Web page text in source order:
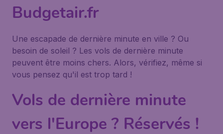
Budgetair.fr
Une escapade de dernière minute en ville ? Ou
besoin de soleil ? Les vols de dernière minute
peuvent être moins chers. Alors, vérifiez, même si
vous pensez qu'il est trop tard !
Vols de dernière minute
vers l'Europe ? Réservés !